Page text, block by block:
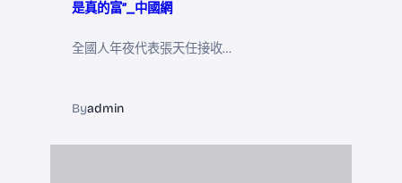
是真的富”_中國網
全國人年夜代表張天任接收…
Byadmin